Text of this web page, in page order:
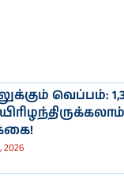
வெப்பம்:
2026